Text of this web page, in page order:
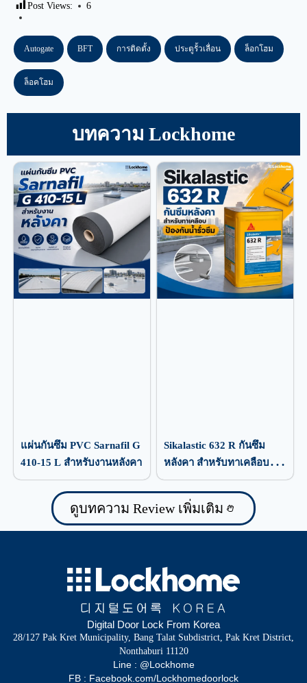
Post Views: 6
Autogate BFT การติดตั้ง ประตูรั้วเลื่อน ล็อกโฮม
ล็อคโฮม
บทความ Lockhome
แผ่นกันซึม PVC Sarnafil G
410-15 L สำหรับงานหลังคา
Sikalastic 632 R กันซึม
หลังคา สำหรับทาเคลือบ
ป้องกันน้ำรั่วซึม
ดูบทความ Review เพิ่มเติม
Digital Door Lock From Korea
28/127 Pak Kret Municipality, Bang Talat Subdistrict, Pak Kret District,
Nonthaburi 11120
Line : @Lockhome
FB : Facebook.com/Lockhomedoorlock